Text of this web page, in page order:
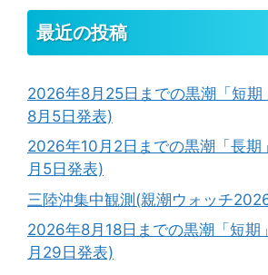
最近の投稿
2026年8月25日までの黒潮「短
8月5日発表)
2026年10月2日までの黒潮「長
月5日発表)
三陸沖集中観測(親潮ウォッチ
2026年8月18日までの黒潮「短
月29日発表)